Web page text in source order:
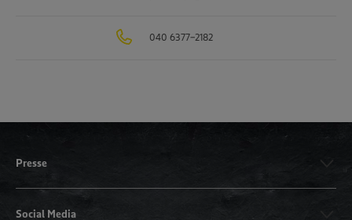
040 6377-2182
Presse
Social Media